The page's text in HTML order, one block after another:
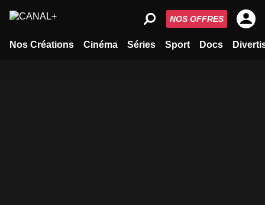
Nos Créations Cinéma Séries Sport Docs
NOS OFFRES